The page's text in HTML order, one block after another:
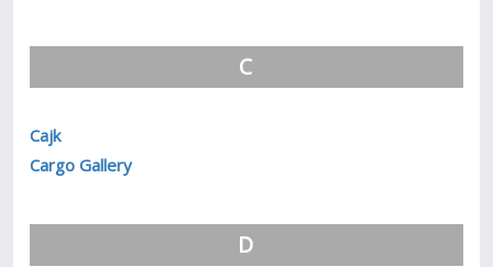
C
Cajk
Cargo Gallery
D